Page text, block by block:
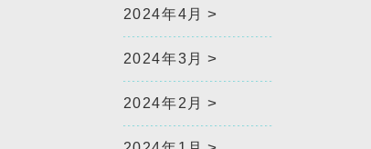
2024年4月
2024年3月
2024年2月